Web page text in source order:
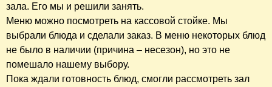
зала. Его мы и решили занять.
Меню можно посмотреть на кассовой стойке. Мы
выбрали блюда и сделали заказ. В меню некоторых блюд
не было в наличии (причина – несезон), но это не
помешало нашему выбору.
Пока ждали готовность блюд, смогли рассмотреть зал